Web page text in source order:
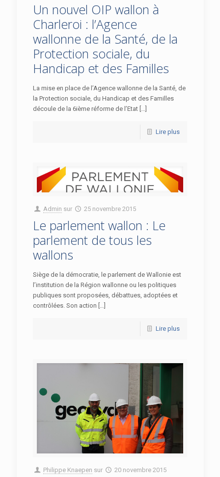
Un nouvel OIP wallon à
Charleroi : l’Agence
wallonne de la Santé, de la
Protection sociale, du
Handicap et des Familles
La mise en place de l’Agence wallonne de la Santé, de
la Protection sociale, du Handicap et des Familles
découle de la 6ième réforme de l’Etat […]
Lire plus
Admin sur 25 novembre 2015
Le parlement wallon : Le
parlement de tous les
wallons
Siège de la démocratie, le parlement de Wallonie est
l’institution de la Région wallonne ou les politiques
publiques sont proposées, débattues, adoptées et
contrôlées. Son action […]
Lire plus
Philippe Knaepen sur 20 novembre 2015